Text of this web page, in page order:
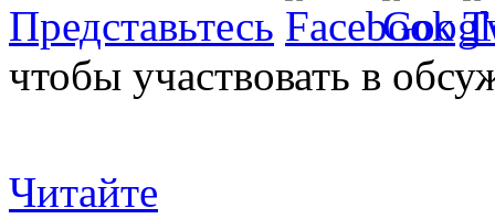
Представьтесь
чтобы участвовать в
Читайте